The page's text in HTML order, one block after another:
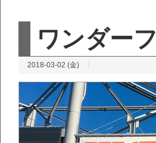
ワンダー
2018-03-02 (金)